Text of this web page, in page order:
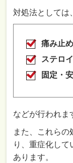
対処法としては、
痛み止
ステロ
固定・
などが行われま
また、これらの
り、重症化して
あります。